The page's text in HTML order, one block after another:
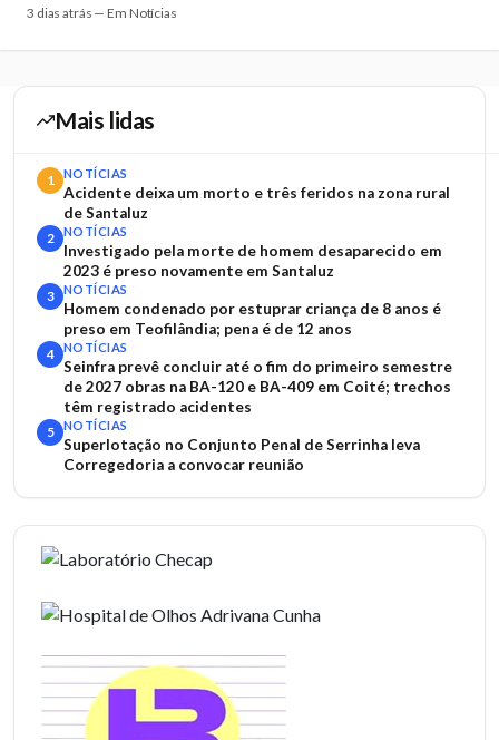
3 dias atrás — Em Notícias
Mais lidas
1 NOTÍCIAS
Acidente deixa um morto e três feridos na zona rural
de Santaluz
2 NOTÍCIAS
Investigado pela morte de homem desaparecido em
2023 é preso novamente em Santaluz
3 NOTÍCIAS
Homem condenado por estuprar criança de 8 anos é
preso em Teofilândia; pena é de 12 anos
4 NOTÍCIAS
Seinfra prevê concluir até o fim do primeiro semestre
de 2027 obras na BA-120 e BA-409 em Coité; trechos
têm registrado acidentes
5 NOTÍCIAS
Superlotação no Conjunto Penal de Serrinha leva
Corregedoria a convocar reunião